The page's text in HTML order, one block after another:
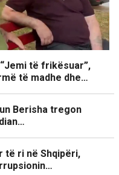
të frikësuar”,
të madhe dhe…
Berisha tregon
të ri në Shqipëri,